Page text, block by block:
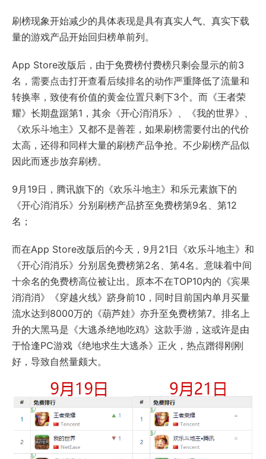
刷榜现象开始减少的具体表现是具有真实人气、真实下载
量的游戏产品开始回归榜单前列。
App Store改版后，由于免费榜付费榜只剩会显示的前3
名，需要点击打开查看后续排名的动作严重降低了流量和
转换率，致使有价值的黄金位置只剩下3个。而《王者荣
耀》长期盘踞第1，其余《开心消消乐》、《我的世界》、
《欢乐斗地主》又都不是善茬，如果刷榜需要付出的代价
太高，还得和同样大量的刷榜产品争抢。不少刷榜产品似
因此而逐步放弃刷榜。
9月19日，腾讯旗下的《欢乐斗地主》和乐元素旗下的
《开心消消乐》分别刷榜产品挤至免费榜第9名、第12
名；
而在App Store改版后的今天，9月21日《欢乐斗地主》和
《开心消消乐》分别居免费榜第2名、第4名。意味着中间
十余名的免费榜高位被让出。原本不在TOP10内的《宾果
消消消》《穿越火线》跻身前10，同时目前国内单月买量
流水达到8000万的《葫芦娃》亦升至免费榜第7。排名上
升的大黑马是《大逃杀绝地吃鸡》这款手游，这或许是由
于恰逢PC游戏《绝地求生大逃杀》正火，热点蹭得刚刚
好，导致自然量颇大。